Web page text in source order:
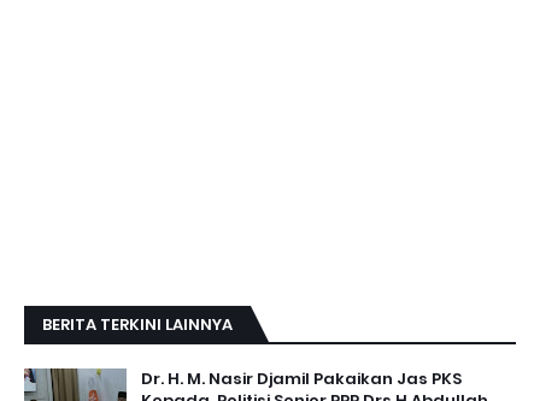
BERITA TERKINI LAINNYA
Dr. H. M. Nasir Djamil Pakaikan Jas PKS